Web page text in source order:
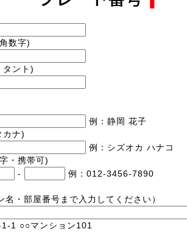
数字)
タント)
例：静岡 花子
カナ)
例：シズオカ ハナコ
・携帯可)
-
例：012-3456-7890
名・部屋番号まで入力してください）
1 ○○マンション101